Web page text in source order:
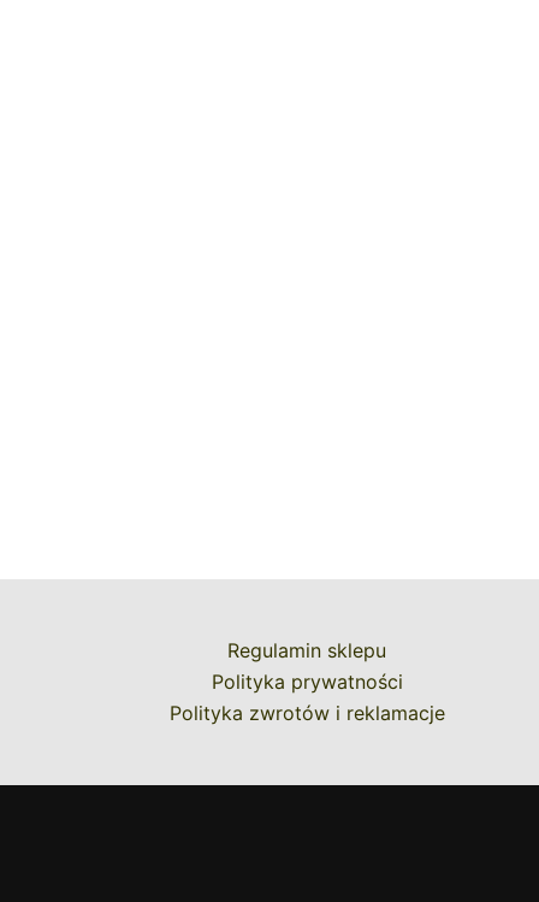
Regulamin sklepu
Polityka prywatności
Polityka zwrotów i reklamacje